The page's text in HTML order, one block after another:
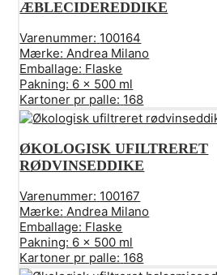
ÆBLECIDEREDDIKE
Varenummer: 100164
Mærke: Andrea Milano
Emballage: Flaske
Pakning: 6 x 500 ml
Kartoner pr palle: 168
ØKOLOGISK UFILTRERET
RØDVINSEDDIKE
Varenummer: 100167
Mærke: Andrea Milano
Emballage: Flaske
Pakning: 6 x 500 ml
Kartoner pr palle: 168